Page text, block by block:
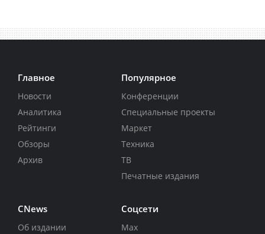
Главное
Новости
Аналитика
Рейтинги
Обзоры
Архив
Популярное
Конференции
Специальные проекты
Маркет
Техника
ТВ
Печатные издания
CNews
Об издании
Соцсети
Max